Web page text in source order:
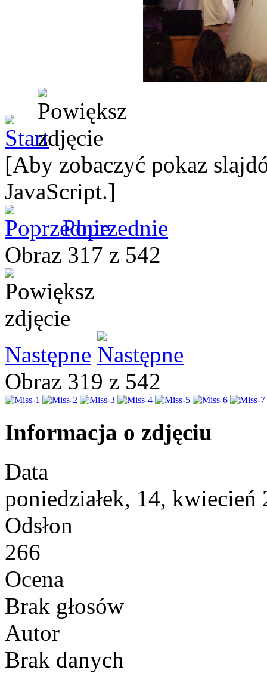
[Aby zobaczyć pokaz
JavaScript.]
Poprzednie
Obraz 317 z 542
Następne
Obraz 319 z 542
Informacja o zdjęciu
Data
poniedziałek, 14, kwiecień
Odsłon
266
Ocena
Brak głosów
Autor
Brak danych